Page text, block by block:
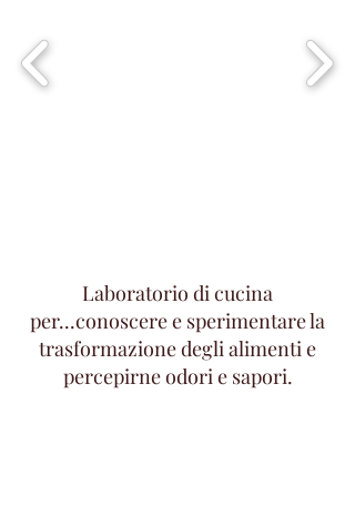
Laboratorio di cucina
per...conoscere e sperimentare la
trasformazione degli alimenti e
percepirne odori e sapori.